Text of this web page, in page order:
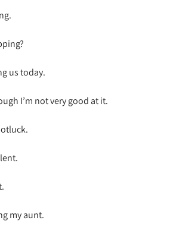
us today.
I’m not very good at it.
my aunt.